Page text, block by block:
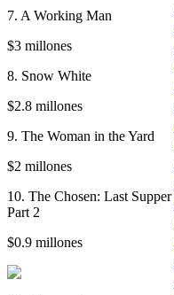
7. A Working Man
$3 millones
8. Snow White
$2.8 millones
9. The Woman in the Yard
$2 millones
10. The Chosen: Last Supper
Part 2
$0.9 millones